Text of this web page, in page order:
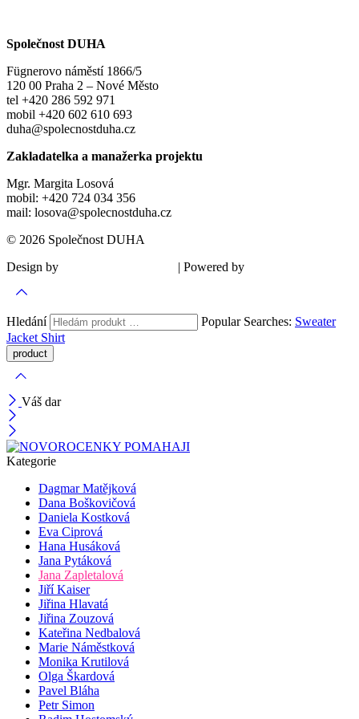
Společnost DUHA
Fügnerovo náměstí 1866/5
120 00 Praha 2 – Nové Město
tel +420 286 592 971
mobil +420 602 610 693
duha@spolecnostduha.cz
Zakladatelka a manažerka projektu
Mgr. Margita Losová
mobil: +420 724 034 356
mail: losova@spolecnostduha.cz
© 2026 Společnost DUHA
Design by
| Powered by
Hledání Popular Searches: Sweater
Jacket Shirt
Váš dar
Kategorie
Dagmar Matějková
Dana Boškovičová
Daniela Kostková
Eva Ciprová
Hana Husáková
Jana Pytáková
Jana Zapletalová
Jiří Kaiser
Jiřina Hlavatá
Jiřina Zouzová
Kateřina Nedbalová
Marie Náměstková
Monika Krutilová
Olga Škardová
Pavel Bláha
Petr Simon